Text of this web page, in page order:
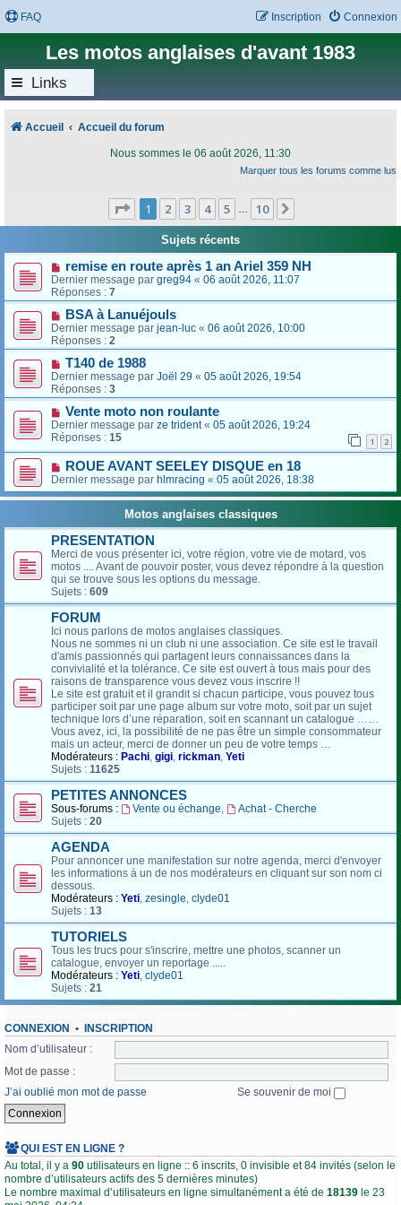
FAQ Connexion
Inscription
Les motos anglaises d'avant 1983
Links
Accueil Accueil du forum
Nous sommes le 06 août 2026, 11:30
Marquer tous les forums comme lus
Page 1sur
1 2 3 4 5 10
Sujets récents
remise en route après 1 an Ariel 359 NH
Dernier message par greg94 « 06 août 2026, 11:07
Réponses : 7
BSA à Lanuéjouls
Dernier message par jean-luc « 06 août 2026, 10:00
Réponses : 2
T140 de 1988
Dernier message par Joël 29 « 05 août 2026, 19:54
Réponses : 3
Vente moto non roulante
Dernier message par ze trident« 05 août 2026, 19:24
Réponses : 15 1 2
ROUE AVANT SEELEY DISQUE en 18
Dernier message par hlmracing « 05 août 2026, 18:38
Motos anglaises classiques
PRESENTATION
Merci de vous présenter ici, votre région, votre vie de motard, vos
motos .... Avant de pouvoir poster, vous devez répondre à la question
qui se trouve sous les options du message.
Sujets : 609
FORUM
Ici nous parlons de motos anglaises classiques.
Nous ne sommes ni un club ni une association. Ce site est le travail
d'amis passionnés qui partagent leurs connaissances dans la
convivialité et la tolérance. Ce site est ouvert à tous mais pour des
raisons de transparence vous devez vous inscrire !!
Le site est gratuit et il grandit si chacun participe, vous pouvez tous
participer soit par une page album sur votre moto, soit par un sujet
technique lors d’une réparation, soit en scannant un catalogue ……
Vous avez, ici, la possibilité de ne pas être un simple consommateur
mais un acteur, merci de donner un peu de votre temps …
Modérateurs : Pachi, gigi, rickman, Yeti
Sujets : 11625
PETITES ANNONCES
Sous-forums : Vente ou échange,
Achat - Cherche
Sujets : 20
AGENDA
Pour annoncer une manifestation sur notre agenda, merci d'envoyer
les informations à un de nos modérateurs en cliquant sur son nom ci
dessous.
Modérateurs : Yeti, zesingle, clyde01
Sujets : 13
TUTORIELS
Tous les trucs pour s'inscrire, mettre une photos, scanner un
catalogue, envoyer un reportage .....
Modérateurs : Yeti, clyde01
Sujets : 21
CONNEXION • INSCRIPTION
Nom d’utilisateur :
Mot de passe :
J’ai oublié mon mot de passe
Se souvenir de moi
QUI EST EN LIGNE ?
Au total, il y a 90 utilisateurs en ligne :: 6 inscrits, 0 invisible et 84 invités (selon le
nombre d’utilisateurs actifs des 5 dernières minutes)
Le nombre maximal d’utilisateurs en ligne simultanément a été de 18139 le 23